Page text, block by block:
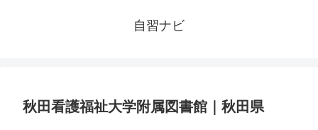
自習ナビ
秋田看護福祉大学附属図書館｜秋田県